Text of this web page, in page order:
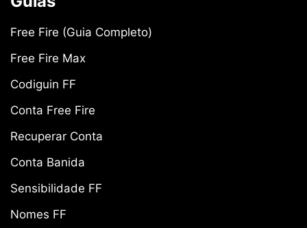
Free Fire (Guia Completo)
Free Fire Max
Codiguin FF
Conta Free Fire
Recuperar Conta
Conta Banida
Sensibilidade FF
Nomes FF